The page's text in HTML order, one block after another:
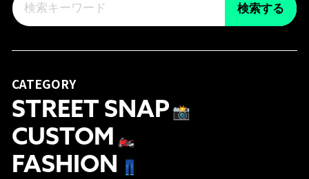
検索する
CATEGORY
STREET SNAP 📸
CUSTOM 🏍
FASHION 👖